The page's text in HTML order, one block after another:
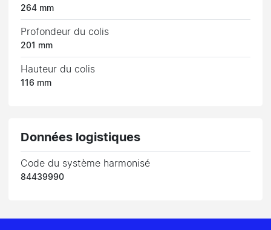
264 mm
Profondeur du colis
201 mm
Hauteur du colis
116 mm
Données logistiques
Code du système harmonisé
84439990